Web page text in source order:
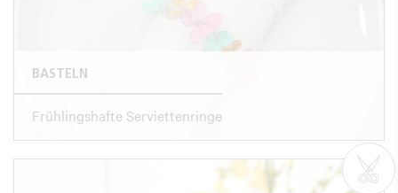
BASTELN
Frühlingshafte Serviettenringe